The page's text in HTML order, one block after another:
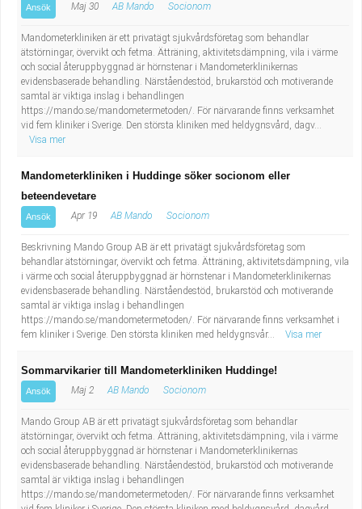
Ansök Maj 30 AB Mando Socionom
Mandometerkliniken är ett privatägt sjukvårdsföretag som behandlar
ätstörningar, övervikt och fetma. Ätträning, aktivitetsdämpning, vila i värme
och social återuppbyggnad är hörnstenar i Mandometerklinikernas
evidensbaserade behandling. Närståendestöd, brukarstöd och motiverande
samtal är viktiga inslag i behandlingen
https://mando.se/mandometermetoden/. För närvarande finns verksamhet
vid fem kliniker i Sverige. Den största kliniken med heldygnsvård, dagv...
Visa mer
Mandometerkliniken i Huddinge söker socionom eller
beteendevetare
Ansök Apr 19 AB Mando Socionom
Beskrivning Mando Group AB är ett privatägt sjukvårdsföretag som
behandlar ätstörningar, övervikt och fetma. Ätträning, aktivitetsdämpning, vila
i värme och social återuppbyggnad är hörnstenar i Mandometerklinikernas
evidensbaserade behandling. Närståendestöd, brukarstöd och motiverande
samtal är viktiga inslag i behandlingen
https://mando.se/mandometermetoden/. För närvarande finns verksamhet i
fem kliniker i Sverige. Den största kliniken med heldygnsvår...
Visa mer
Sommarvikarier till Mandometerkliniken Huddinge!
Ansök Maj 2 AB Mando Socionom
Mando Group AB är ett privatägt sjukvårdsföretag som behandlar
ätstörningar, övervikt och fetma. Ätträning, aktivitetsdämpning, vila i värme
och social återuppbyggnad är hörnstenar i Mandometerklinikernas
evidensbaserade behandling. Närståendestöd, brukarstöd och motiverande
samtal är viktiga inslag i behandlingen
https://mando.se/mandometermetoden/. För närvarande finns verksamhet